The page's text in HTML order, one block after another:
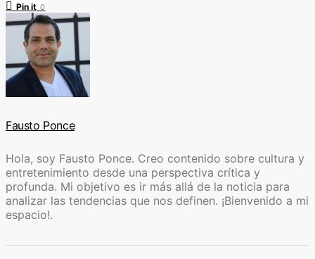
Pin it 0
Fausto Ponce
Hola, soy Fausto Ponce. Creo contenido sobre cultura y
entretenimiento desde una perspectiva crítica y
profunda. Mi objetivo es ir más allá de la noticia para
analizar las tendencias que nos definen. ¡Bienvenido a mi
espacio!.